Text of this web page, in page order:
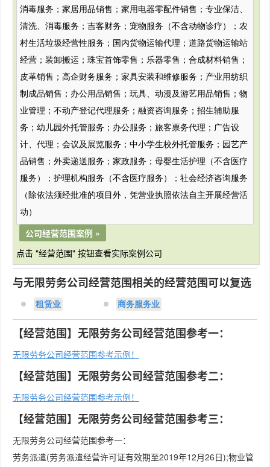
消毒服务；家居用品销售；家用电器零配件销售；专业保洁、
清洗、消毒服务；吉客财务；宠物服务（不含动物诊疗）；农
村生活垃圾经营性服务；国内货物运输代理；道路货物运输站
经营；装卸搬运；珠宝首饰零售；乐器零售；合成材料销售；
皮革销售；高企财务服务；家具安装和维修服务；产业用纺织
制成品销售；办公用品销售；玩具、动漫及游艺用品销售；物
业管理；不动产登记代理服务；融资咨询服务；招生辅助服
务；幼儿园外托管服务；办公服务；旅客票务代理；广告设
计、代理；会议及展览服务；中小学生校外托管服务；园艺产
品销售；外卖递送服务；家政服务；母婴生活护理（不含医疗
服务）；护理机构服务（不含医疗服务）；社会经济咨询服务
（除依法须经批准的项目外，凭营业执照依法自主开展经营活
动）
公司经营范围案例 »
点击 "经营范围" 按钮查看实际案例公司
与无限劳务公司经营范围相关的经营范围可以复选
租赁业 商务服务业
【经营范围】无限劳务公司经营范围参考一：
无限劳务公司经营范围参考示例！
【经营范围】无限劳务公司经营范围参考二：
无限劳务公司经营范围参考示例！
【经营范围】无限劳务公司经营范围参考三：
无限劳务公司经营范围参考一：
劳务派遣(劳务派遣经营许可证有效期至2019年12月26日);物业管